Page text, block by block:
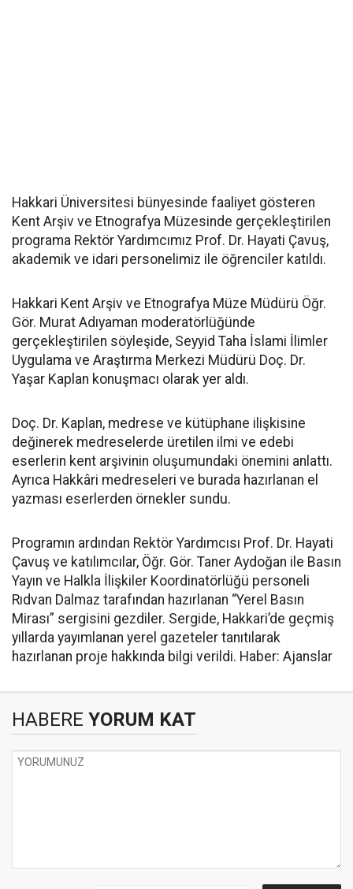
Hakkari Üniversitesi bünyesinde faaliyet gösteren
Kent Arşiv ve Etnografya Müzesinde gerçekleştirilen
programa Rektör Yardımcımız Prof. Dr. Hayati Çavuş,
akademik ve idari personelimiz ile öğrenciler katıldı.
Hakkari Kent Arşiv ve Etnografya Müze Müdürü Öğr.
Gör. Murat Adıyaman moderatörlüğünde
gerçekleştirilen söyleşide, Seyyid Taha İslami İlimler
Uygulama ve Araştırma Merkezi Müdürü Doç. Dr.
Yaşar Kaplan konuşmacı olarak yer aldı.
Doç. Dr. Kaplan, medrese ve kütüphane ilişkisine
değinerek medreselerde üretilen ilmi ve edebi
eserlerin kent arşivinin oluşumundaki önemini anlattı.
Ayrıca Hakkâri medreseleri ve burada hazırlanan el
yazması eserlerden örnekler sundu.
Programın ardından Rektör Yardımcısı Prof. Dr. Hayati
Çavuş ve katılımcılar, Öğr. Gör. Taner Aydoğan ile Basın
Yayın ve Halkla İlişkiler Koordinatörlüğü personeli
Rıdvan Dalmaz tarafından hazırlanan “Yerel Basın
Mirası” sergisini gezdiler. Sergide, Hakkari’de geçmiş
yıllarda yayımlanan yerel gazeteler tanıtılarak
hazırlanan proje hakkında bilgi verildi. Haber: Ajanslar
HABERE YORUM KAT